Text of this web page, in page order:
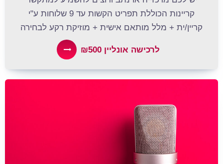
קריינות הכוללת תפריט הקשות עד 9 שלוחות ע"י
קריין/ית + מלל מותאם אישית + מוזיקת רקע לבחירה
לרכישה אונליין ₪500